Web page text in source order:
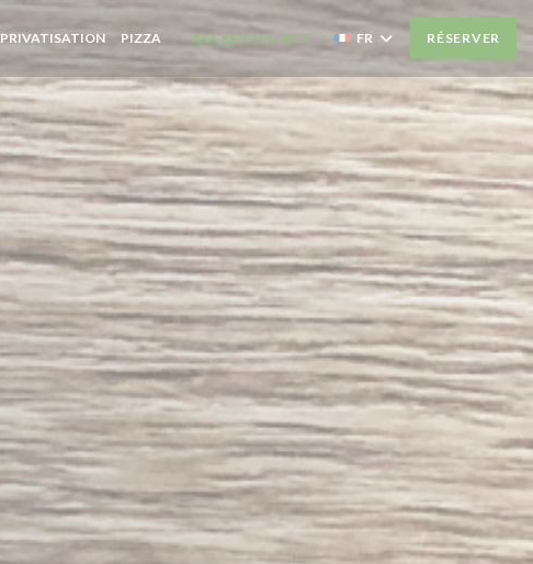
PRIVATISATION PIZZA ((OUVRE UNE NOUVELLE FENÊTRE))
((OUVRE UNE NOUVELLE FENÊTRE))
ACCÈS/CONTACT FR RÉSERVER